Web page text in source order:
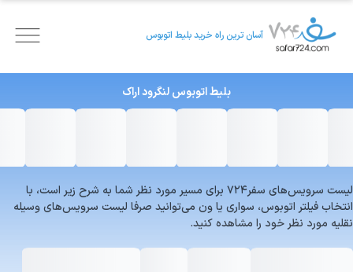
آسان ترین راه خرید بلیط اتوبوس
بلیط اتوبوسلنگروداراک
لیست سرویس‌های سفر۷۲۴ برای مسیر مورد نظر شما به شرح زیر است، با
انتخاب فیلتر اتوبوس، سواری یا ون می‌توانید صرفا لیست سرویس‌های وسیله
نقلیه مورد نظر خود را مشاهده کنید.